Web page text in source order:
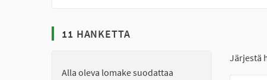
11 HANKETTA
Alla oleva lomake suodattaa
Järjestä